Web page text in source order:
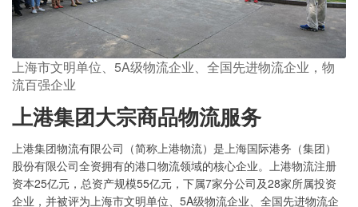
上海市文明单位、5A级物流企业、全国先进物流企业，物
流百强企业
上港集团大宗商品物流服务
上港集团物流有限公司（简称上港物流）是上海国际港务（集团）
股份有限公司全资拥有的港口物流领域的核心企业。上港物流注册
资本25亿元，总资产规模55亿元，下属7家分公司及28家所属投资
企业，并被评为上海市文明单位、5A级物流企业、全国先进物流企